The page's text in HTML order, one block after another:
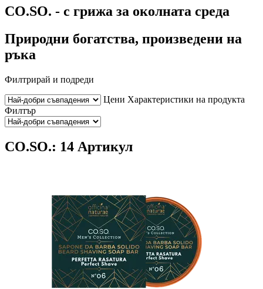
CO.SO. - с грижа за околната среда
Природни богатства, произведени на
ръка
Филтрирай и подреди
Цени Характеристики на продукта
Филтър
CO.SO.: 14 Артикул